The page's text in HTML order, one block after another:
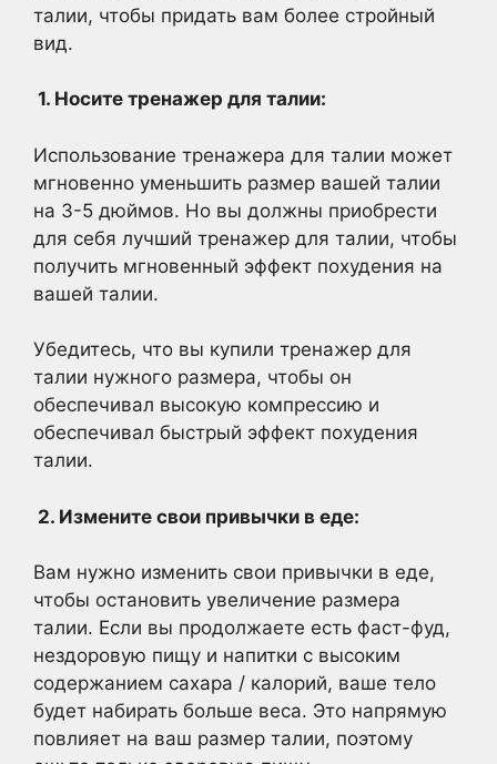
талии, чтобы придать вам более стройный
вид.
1. Носите тренажер для талии:
Использование тренажера для талии может
мгновенно уменьшить размер вашей талии
на 3-5 дюймов. Но вы должны приобрести
для себя лучший тренажер для талии, чтобы
получить мгновенный эффект похудения на
вашей талии.
Убедитесь, что вы купили тренажер для
талии нужного размера, чтобы он
обеспечивал высокую компрессию и
обеспечивал быстрый эффект похудения
талии.
2. Измените свои привычки в еде:
Вам нужно изменить свои привычки в еде,
чтобы остановить увеличение размера
талии. Если вы продолжаете есть фаст-фуд,
нездоровую пищу и напитки с высоким
содержанием сахара / калорий, ваше тело
будет набирать больше веса. Это напрямую
повлияет на ваш размер талии, поэтому